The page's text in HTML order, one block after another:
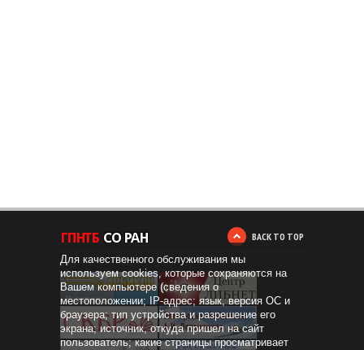
BACK TO TOP
Для качественного обслуживания мы
используем cookies, которые сохраняются на
Вашем компьютере (сведения о
местоположении; IP-адрес; язык, версия ОС и
браузера; тип устройства и разрешение его
экрана; источник, откуда пришел на сайт
пользователь; какие страницы просматривает